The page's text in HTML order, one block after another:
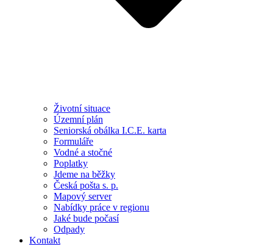
Životní situace
Územní plán
Seniorská obálka I.C.E. karta
Formuláře
Vodné a stočné
Poplatky
Jdeme na běžky
Česká pošta s. p.
Mapový server
Nabídky práce v regionu
Jaké bude počasí
Odpady
Kontakt